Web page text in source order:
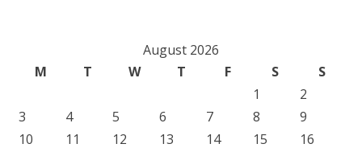
August 2026
M
T W T F S
S
1
2
3
4 5 6 7 8
9
10
11 12 13 14 15
16